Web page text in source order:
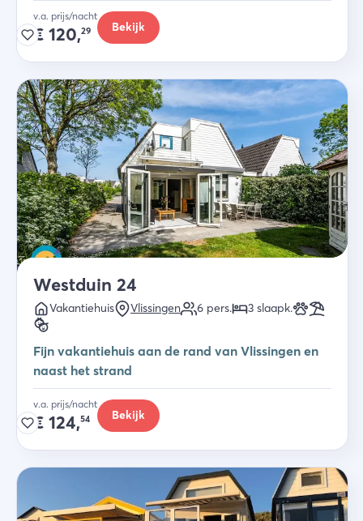
v.a. prijs/nacht
€ 120,29 Bekijk
Westduin 24
Vakantiehuis Vlissingen 6 pers. 3 slaapk.
Fijn vakantiehuis aan de rand van Vlissingen en
naast het strand
v.a. prijs/nacht
€ 124,54 Bekijk